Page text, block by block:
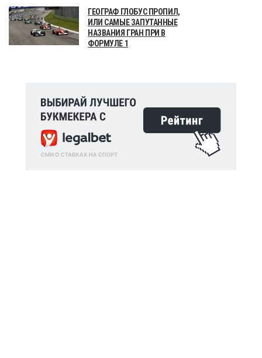
ГЕОГРАФ ГЛОБУС ПРОПИЛ,
ИЛИ САМЫЕ ЗАПУТАННЫЕ
НАЗВАНИЯ ГРАН ПРИ В
ФОРМУЛЕ 1